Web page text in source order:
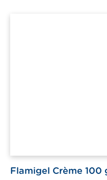
Flamigel Crème 100